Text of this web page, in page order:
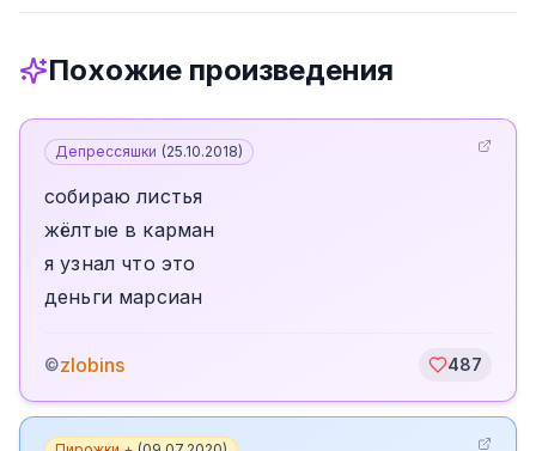
Похожие произведения
Депрессяшки (25.10.2018)
собираю листья
жёлтые в карман
я узнал что это
деньги марсиан
©zlobins 487